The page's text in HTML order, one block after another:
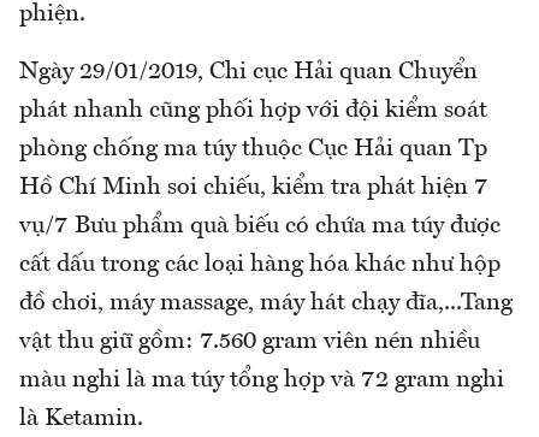
phiện.
Ngày 29/01/2019, Chi cục Hải quan Chuyển
phát nhanh cũng phối hợp với đội kiểm soát
phòng chống ma túy thuộc Cục Hải quan Tp
Hồ Chí Minh soi chiếu, kiểm tra phát hiện 7
vụ/7 Bưu phẩm quà biếu có chứa ma túy được
cất dấu trong các loại hàng hóa khác như hộp
đồ chơi, máy massage, máy hát chạy đĩa,...Tang
vật thu giữ gồm: 7.560 gram viên nén nhiều
màu nghi là ma túy tổng hợp và 72 gram nghi
là Ketamin.